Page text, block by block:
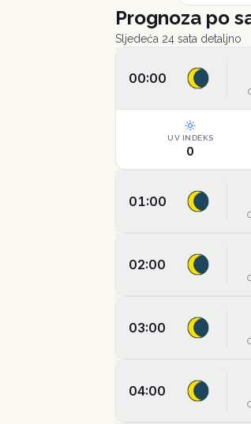
Prognoza po
Sljedeća 24 sata detaljno
00:00
UV INDEKS
0
01:00
02:00
03:00
04:00